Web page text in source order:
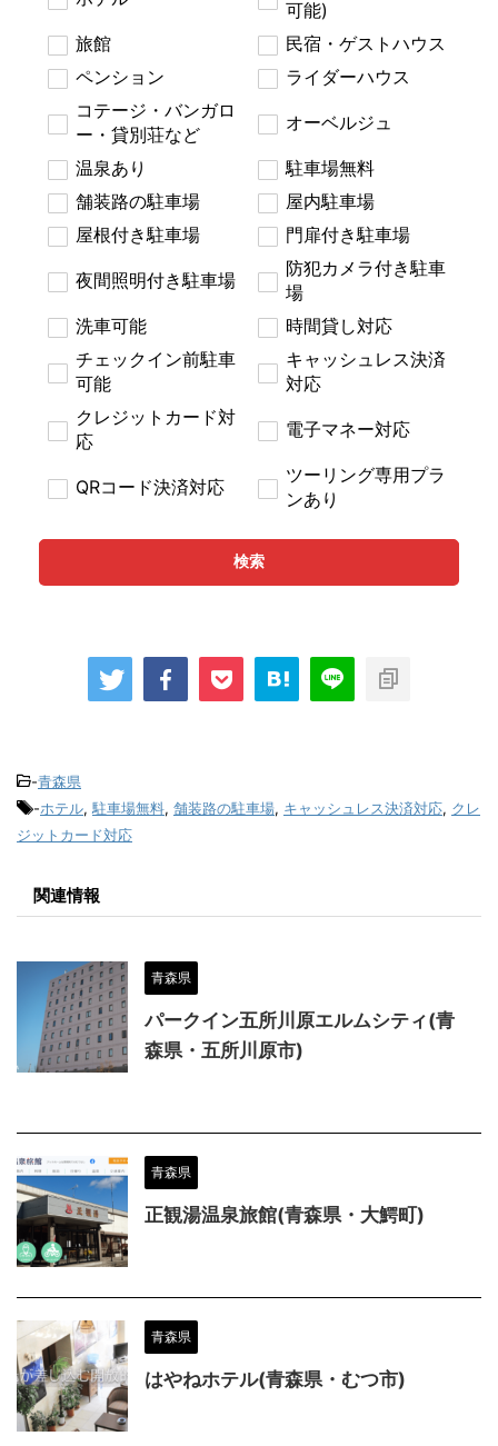
可能)
旅館
民宿・ゲストハウス
ペンション
ライダーハウス
コテージ・バンガロ
ー・貸別荘など
オーベルジュ
温泉あり
駐車場無料
舗装路の駐車場
屋内駐車場
屋根付き駐車場
門扉付き駐車場
夜間照明付き駐車場
防犯カメラ付き駐車
場
洗車可能
時間貸し対応
チェックイン前駐車
可能
キャッシュレス決済
対応
クレジットカード対
応
電子マネー対応
QRコード決済対応
ツーリング専用プラ
ンあり
検索
-青森県
-ホテル, 駐車場無料, 舗装路の駐車場, キャッシュレス決済対応, クレ
ジットカード対応
関連情報
青森県
パークイン五所川原エルムシティ(青
森県・五所川原市)
青森県
正観湯温泉旅館(青森県・大鰐町)
青森県
はやねホテル(青森県・むつ市)